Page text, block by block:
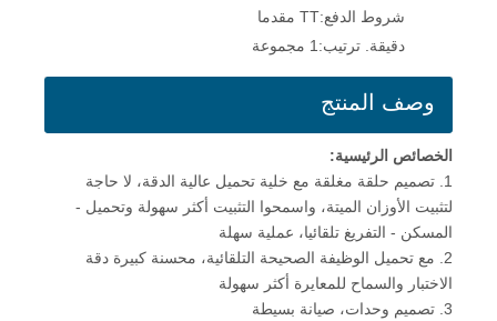
شروط الدفع:TT مقدما
دقيقة. ترتيب: 1 مجموعة
وصف المنتج
الخصائص الرئيسية:
1. تصميم حلقة مغلقة مع خلية تحميل عالية الدقة، لا حاجة
لتثبيت الأوزان الميتة، واسمحوا التثبيت أكثر سهولة وتحميل -
المسكن - التفريغ تلقائيا، عملية سهلة
2. مع تحميل الوظيفة الصحيحة التلقائية، محسنة كبيرة دقة
الاختبار والسماح للمعايرة أكثر سهولة
3. تصميم وحدات، صيانة بسيطة